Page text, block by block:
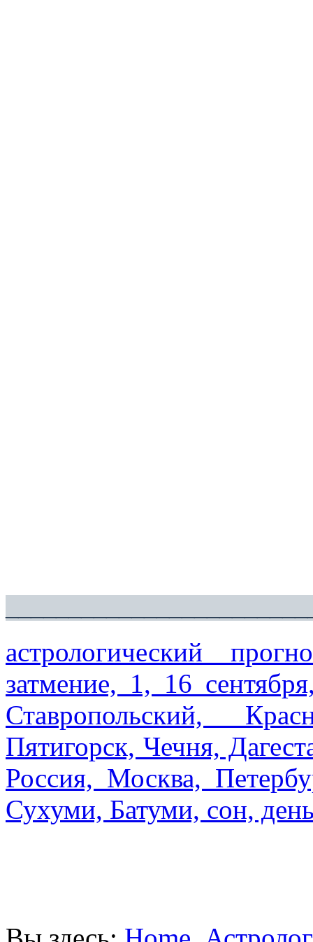
астрологический
затмение, 1, 16
Ставропольский,
Пятигорск, Чечня,
Россия, Москва,
Сухуми, Батуми, сон,